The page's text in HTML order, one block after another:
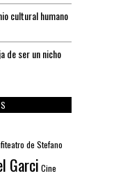
cultural humano
de ser un nicho
de Stefano
Garci Cine